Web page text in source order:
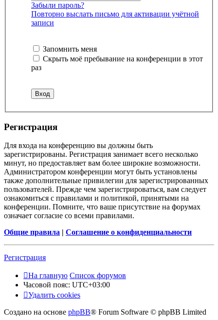
Забыли пароль?
Повторно выслать письмо для активации учётной
записи
Запомнить меня
Скрыть моё пребывание на конференции в этот
раз
Регистрация
Для входа на конференцию вы должны быть
зарегистрированы. Регистрация занимает всего несколько
минут, но предоставляет вам более широкие возможности.
Администратором конференции могут быть установлены
также дополнительные привилегии для зарегистрированных
пользователей. Прежде чем зарегистрироваться, вам следует
ознакомиться с правилами и политикой, принятыми на
конференции. Помните, что ваше присутствие на форумах
означает согласие со всеми правилами.
Общие правила | Соглашение о конфиденциальности
Регистрация
На главную Список форумов
Часовой пояс: UTC+03:00
Удалить cookies
Создано на основе phpBB® Forum Software © phpBB Limited